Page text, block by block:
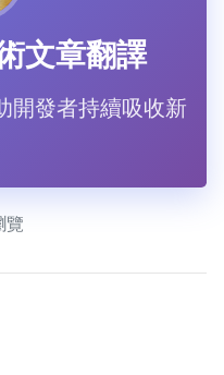
文章翻譯
開發者持續吸收新
覽